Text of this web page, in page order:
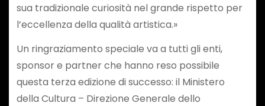
sua tradizionale curiosità nel grande rispetto per
l’eccellenza della qualità artistica.»
Un ringraziamento speciale va a tutti gli enti,
sponsor e partner che hanno reso possibile
questa terza edizione di successo: il Ministero
della Cultura – Direzione Generale dello